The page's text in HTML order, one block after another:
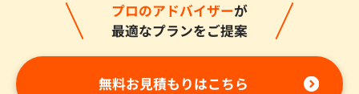
プロのアドバイザーが
最適なプランをご提案
無料お見積もりはこちら